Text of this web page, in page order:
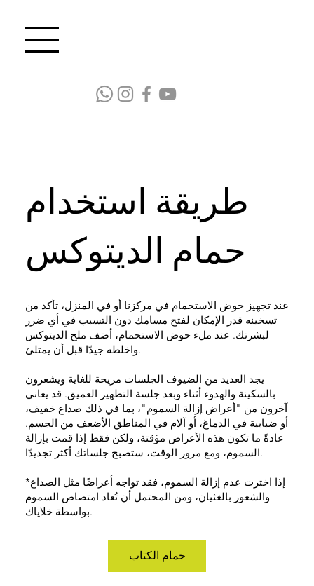
عند تجهيز حوض الاستحمام في مركزنا أو في المنزل، تأكد من
تسخينه قدر الإمكان لفتح مسامك دون التسبب في أي ضرر
لبشرتك. عند ملء حوض الاستحمام، أضف ملح الديتوكس
واخلطه جيدًا قبل أن يمتلئ.
يجد العديد من الضيوف الجلسات مريحة للغاية ويشعرون
بالسكينة والهدوء أثناء وبعد جلسة التطهير العميق. قد يعاني
آخرون من "أعراض إزالة السموم"، بما في ذلك صداع خفيف،
أو ضبابية في الدماغ، أو آلام في المناطق الأضعف من الجسم.
عادةً ما تكون هذه الأعراض مؤقتة، ولكن فقط إذا قمت بإزالة
السموم، ومع مرور الوقت، ستصبح جلساتك أكثر تجديدًا.
*إذا اخترت عدم إزالة السموم، فقد تواجه أعراضًا مثل الصداع
والشعور بالغثيان، ومن المحتمل أن تُعاد امتصاص السموم
بواسطة خلاياك.
حمام الكتاب
طريقة استخدام
حمام الديتوكس